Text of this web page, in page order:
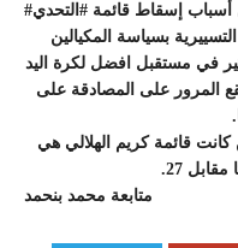
إسقاط قائمة #التحدي#
بسياسة المكيالين
في مستقبل افضل لكرة اليد
المرور على المصادقة على
قائمة كريم الهلالي هي
متابعة محمد بنحمد